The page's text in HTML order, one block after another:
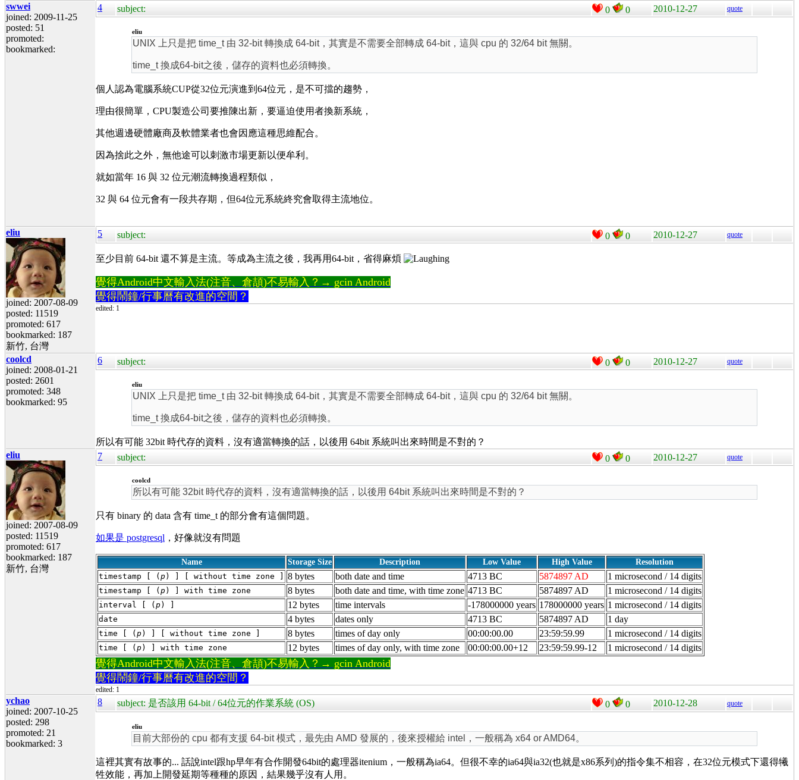
swwei
joined: 2009-11-25
posted: 51
promoted:
bookmarked:
4 subject: 0 0 2010-12-27 quote
eliu
UNIX 上只是把 time_t 由 32-bit 轉換成 64-bit，其實是不需要全部轉成 64-bit，這與 cpu 的 32/64 bit 無關。
time_t 換成64-bit之後，儲存的資料也必須轉換。
個人認為電腦系統CUP從32位元演進到64位元，是不可擋的趨勢，
理由很簡單，CPU製造公司要推陳出新，要逼迫使用者換新系統，
其他週邊硬體廠商及軟體業者也會因應這種思維配合。
因為捨此之外，無他途可以刺激市場更新以便牟利。
就如當年 16 與 32 位元潮流轉換過程類似，
32 與 64 位元會有一段共存期，但64位元系統終究會取得主流地位。
eliu
joined: 2007-08-09
posted: 11519
promoted: 617
bookmarked: 187
新竹, 台灣
5 subject: 0 0 2010-12-27 quote
至少目前 64-bit 還不算是主流。等成為主流之後，我再用64-bit，省得麻煩
覺得Android中文輸入法(注音、倉頡)不易輸入？→ gcin Android
覺得鬧鐘/行事曆有改進的空間？
edited: 1
coolcd
joined: 2008-01-21
posted: 2601
promoted: 348
bookmarked: 95
6 subject: 0 0 2010-12-27 quote
eliu
UNIX 上只是把 time_t 由 32-bit 轉換成 64-bit，其實是不需要全部轉成 64-bit，這與 cpu 的 32/64 bit 無關。
time_t 換成64-bit之後，儲存的資料也必須轉換。
所以有可能 32bit 時代存的資料，沒有適當轉換的話，以後用 64bit 系統叫出來時間是不對的？
eliu
joined: 2007-08-09
posted: 11519
promoted: 617
bookmarked: 187
新竹, 台灣
7 subject: 0 0 2010-12-27 quote
coolcd
所以有可能 32bit 時代存的資料，沒有適當轉換的話，以後用 64bit 系統叫出來時間是不對的？
只有 binary 的 data 含有 time_t 的部分會有這個問題。
如果是 postgresql ，好像就沒有問題
Name Storage Size Description Low Value High Value
Resolution
timestamp [ ( p) ] [ without time zone ] 8 bytes both date and time 4713 BC 5874897 AD 1 microsecond / 14 digits
timestamp [ ( p) ] with time zone 8 bytes both date and time, with time zone 4713 BC 5874897 AD 1 microsecond / 14 digits
interval [ ( p) ] 12 bytes time intervals -178000000 years 178000000 years 1 microsecond / 14 digits
date 4 bytes dates only 4713 BC 5874897 AD 1 day
time [ ( p) ] [ without time zone ] 8 bytes times of day only 00:00:00.00 23:59:59.99 1 microsecond / 14 digits
time [ ( p) ] with time zone 12 bytes times of day only, with time zone 00:00:00.00+12 23:59:59.99-12 1 microsecond / 14 digits
覺得Android中文輸入法(注音、倉頡)不易輸入？→ gcin Android
覺得鬧鐘/行事曆有改進的空間？
edited: 1
ychao
joined: 2007-10-25
posted: 298
promoted: 21
bookmarked: 3
8 subject: 是否該用 64-bit / 64位元的作業系統 (OS) 0 0 2010-12-28 quote
eliu
目前大部份的 cpu 都有支援 64-bit 模式，最先由 AMD 發展的，後來授權給 intel，一般稱為 x64 or AMD64。
這裡其實有故事的... 話說intel跟hp早年有合作開發64bit的處理器itenium，一般稱為ia64。但很不幸的ia64與ia32(也就是x86系列)的指令集不相容，在32位元模式下還得犧
牲效能，再加上開發延期等種種的原因，結果幾乎沒有人用。